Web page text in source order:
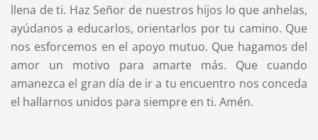
llena de ti. Haz Señor de nuestros hijos lo que anhelas,
ayúdanos a educarlos, orientarlos por tu camino. Que
nos esforcemos en el apoyo mutuo. Que hagamos del
amor un motivo para amarte más. Que cuando
amanezca el gran día de ir a tu encuentro nos conceda
el hallarnos unidos para siempre en ti. Amén.